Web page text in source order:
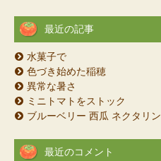
最近の記事
水菓子で
色づき始めた稲穂
異常な暑さ
ミニトマトをストック
ブルーベリー 西瓜 ネクタリン
最近のコメント